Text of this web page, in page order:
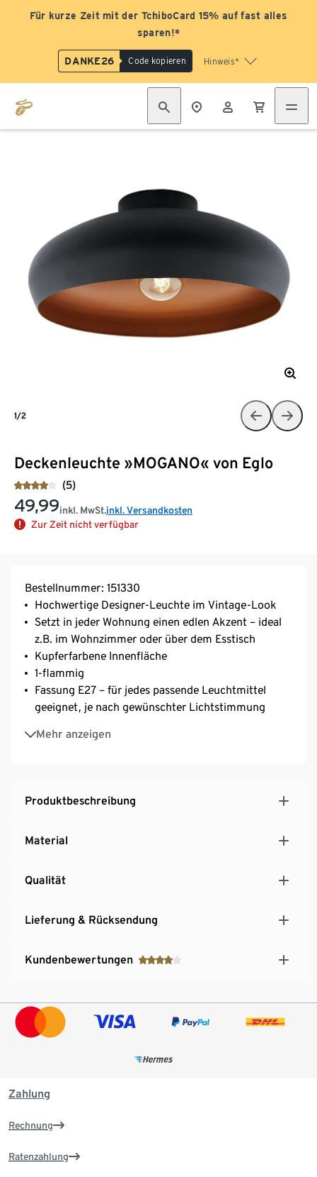
Für kurze Zeit mit der TchiboCard 15% auf fast alles
sparen!*
DANKE26 Code kopieren Hinweis*
Deckenleuchte »MOGANO« von Eglo
(5)
49,99inkl. MwSt.inkl. Versandkosten
Zur Zeit nicht verfügbar
1/2
Bestellnummer: 151330
Hochwertige Designer-Leuchte im Vintage-Look
Setzt in jeder Wohnung einen edlen Akzent – ideal
z.B. im Wohnzimmer oder über dem Esstisch
Kupferfarbene Innenfläche
1-flammig
Fassung E27 – für jedes passende Leuchtmittel
geeignet, je nach gewünschter Lichtstimmung
Mehr anzeigen
Lieferung erfolgt ohne Leuchtmittel
Produktbeschreibung
Material
Qualität
Lieferung & Rücksendung
Kundenbewertungen
Zahlung
Rechnung
Ratenzahlung